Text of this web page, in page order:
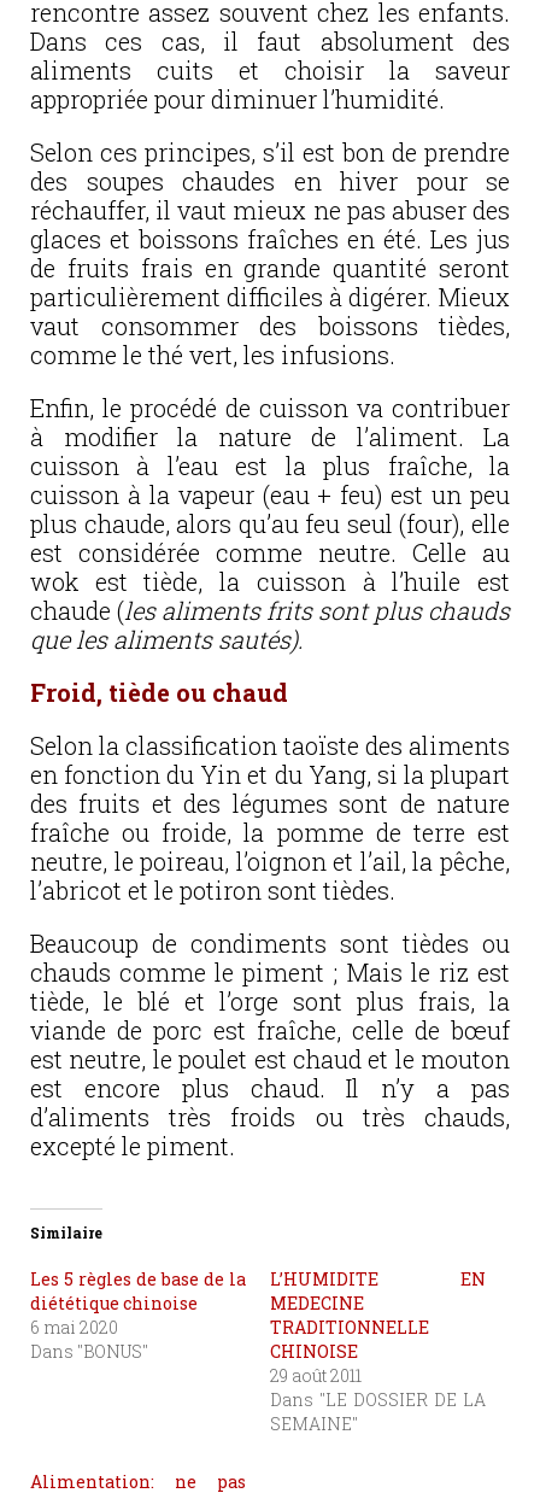
rencontre assez souvent chez les enfants.
Dans ces cas, il faut absolument des
aliments cuits et choisir la saveur
appropriée pour diminuer l’humidité.
Selon ces principes, s’il est bon de prendre
des soupes chaudes en hiver pour se
réchauffer, il vaut mieux ne pas abuser des
glaces et boissons fraîches en été. Les jus
de fruits frais en grande quantité seront
particulièrement difficiles à digérer. Mieux
vaut consommer des boissons tièdes,
comme le thé vert, les infusions.
Enfin, le procédé de cuisson va contribuer
à modifier la nature de l’aliment. La
cuisson à l’eau est la plus fraîche, la
cuisson à la vapeur (eau + feu) est un peu
plus chaude, alors qu’au feu seul (four), elle
est considérée comme neutre. Celle au
wok est tiède, la cuisson à l’huile est
chaude (les aliments frits sont plus chauds
que les aliments sautés).
Froid, tiède ou chaud
Selon la classification taoïste des aliments
en fonction du Yin et du Yang, si la plupart
des fruits et des légumes sont de nature
fraîche ou froide, la pomme de terre est
neutre, le poireau, l’oignon et l’ail, la pêche,
l’abricot et le potiron sont tièdes.
Beaucoup de condiments sont tièdes ou
chauds comme le piment ; Mais le riz est
tiède, le blé et l’orge sont plus frais, la
viande de porc est fraîche, celle de bœuf
est neutre, le poulet est chaud et le mouton
est encore plus chaud. Il n’y a pas
d’aliments très froids ou très chauds,
excepté le piment.
Similaire
Les 5 règles de base de la
diététique chinoise
6 mai 2020
Dans "BONUS"
L’HUMIDITE EN
MEDECINE
TRADITIONNELLE
CHINOISE
29 août 2011
Dans "LE DOSSIER DE LA
SEMAINE"
Alimentation: ne pas